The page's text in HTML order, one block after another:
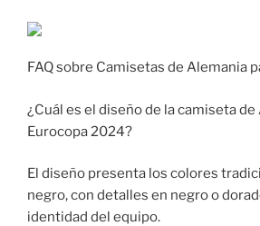
FAQ sobre Camisetas de Alemania
¿Cuál es el diseño de la camiseta de
Eurocopa 2024?
El diseño presenta los colores
negro, con detalles en negro o
identidad del equipo.